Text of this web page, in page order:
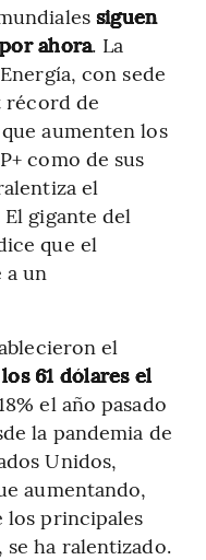
siguen
ahora. La
con sede
récord de
aumenten los
como de sus
el
gigante del
que el
un
el
61 dólares el
el año pasado
la pandemia de
Unidos,
aumentando,
los principales
ha ralentizado.